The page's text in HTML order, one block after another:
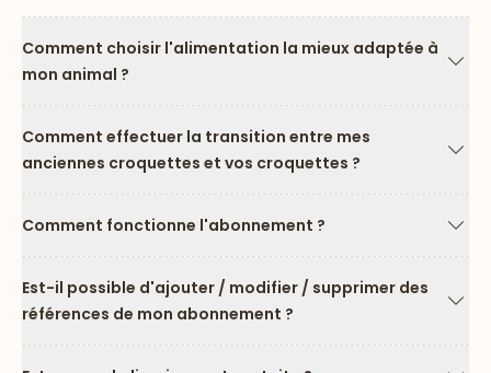
Comment choisir l'alimentation la mieux adaptée à
mon animal ?
Comment effectuer la transition entre mes
anciennes croquettes et vos croquettes ?
Comment fonctionne l'abonnement ?
Est-il possible d'ajouter / modifier / supprimer des
références de mon abonnement ?